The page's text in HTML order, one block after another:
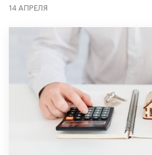
14 АПРЕЛЯ